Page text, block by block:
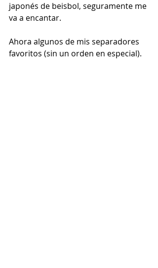
japonés de beisbol, seguramente me
va a encantar.
Ahora algunos de mis separadores
favoritos (sin un orden en especial).